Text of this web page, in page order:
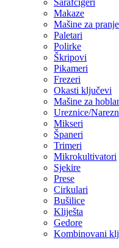
Šarafcigeri
Makaze
Mašine za pranje
Paletari
Polirke
Škripovi
Pikameri
Frezeri
Okasti ključevi
Mašine za
Ureznice/
Mikseri
Španeri
Trimeri
Mikrokultivatori
Sjekire
Prese
Cirkulari
Bušilice
Kliješta
Gedore
Kombinovani